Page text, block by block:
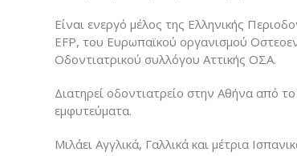
Είναι ενεργό μέλος της Ελληνικής
EFP, του Ευρωπαϊκού οργανισμού
Οδοντιατρικού συλλόγου Αττικής ΟΣΑ.
Διατηρεί οδοντιατρείο στην Αθήνα από
εμφυτεύματα.
Μιλάει Αγγλικά, Γαλλικά και μέτρια